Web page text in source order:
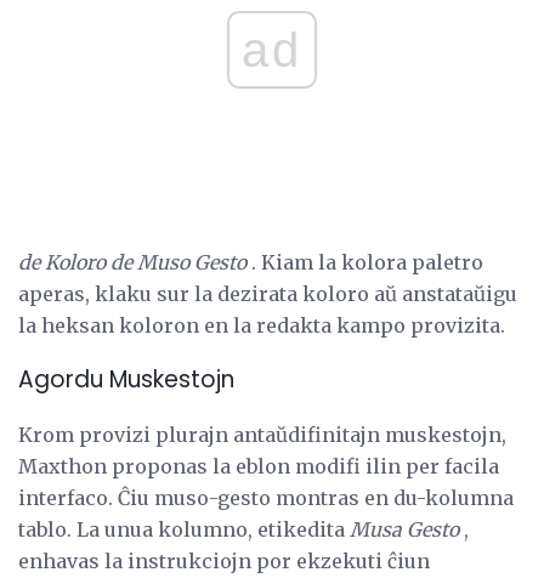
ad
de Koloro de Muso Gesto. Kiam la kolora paletro
aperas, klaku sur la dezirata koloro aŭ anstataŭigu
la heksan koloron en la redakta kampo provizita.
Agordu Muskestojn
Krom provizi plurajn antaŭdifinitajn muskestojn,
Maxthon proponas la eblon modifi ilin per facila
interfaco. Ĉiu muso-gesto montras en du-kolumna
tablo. La unua kolumno, etikedita Musa Gesto,
enhavas la instrukciojn por ekzekuti ĉiun